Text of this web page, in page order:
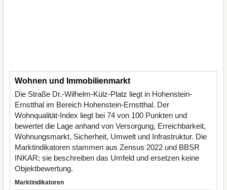
Wohnen und Immobilienmarkt
Die Straße Dr.-Wilhelm-Külz-Platz liegt in Hohenstein-
Ernstthal im Bereich Hohenstein-Ernstthal. Der
Wohnqualität-Index liegt bei 74 von 100 Punkten und
bewertet die Lage anhand von Versorgung, Erreichbarkeit,
Wohnungsmarkt, Sicherheit, Umwelt und Infrastruktur. Die
Marktindikatoren stammen aus Zensus 2022 und BBSR
INKAR; sie beschreiben das Umfeld und ersetzen keine
Objektbewertung.
Marktindikatoren